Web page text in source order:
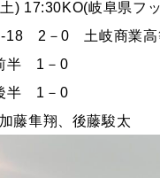
) 17:30KO(岐阜県フ
18 2－0 土岐商業高
1－0
1－0
藤隼翔、後藤駿太